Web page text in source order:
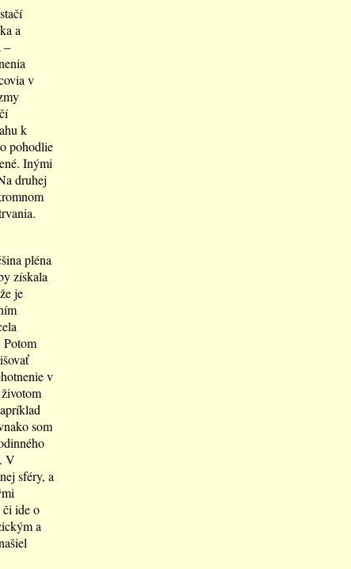
a
–
v
k
pohodlie
Inými
druhej
pléna
získala
je
Potom
v
som
V
sféry, a
či ide o
a